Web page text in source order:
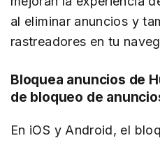
al eliminar anuncios y
rastreadores en tu
Bloquea anuncios de
de bloqueo de
En iOS y Android, el